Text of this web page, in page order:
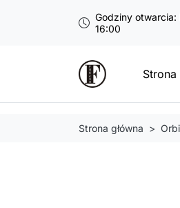
Godziny
16:00
Strona
Strona główna